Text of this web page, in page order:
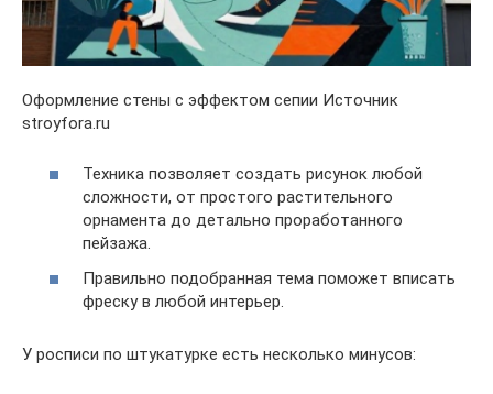
Оформление стены с эффектом сепии Источник
stroyfora.ru
Техника позволяет создать рисунок любой
сложности, от простого растительного
орнамента до детально проработанного
пейзажа.
Правильно подобранная тема поможет вписать
фреску в любой интерьер.
У росписи по штукатурке есть несколько минусов: